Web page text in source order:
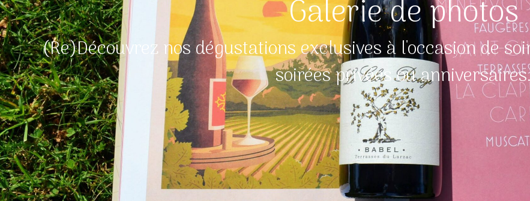
Galerie de photos
(Re)Découvrez nos dégustations exclusives à l'occasion de
soirées privées ou